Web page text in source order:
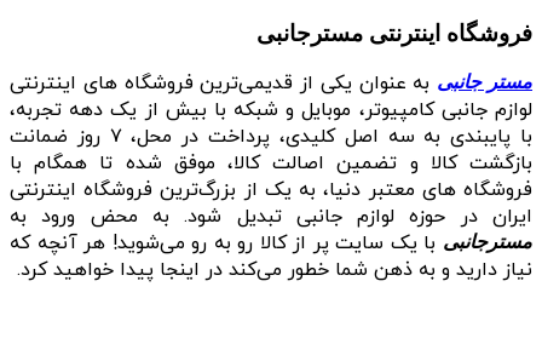
فروشگاه اینترنتی مسترجانبی
مستر جانبی به عنوان یکی از قدیمی‌ترین فروشگاه های اینترنتی
لوازم جانبی کامپیوتر، موبایل و شبکه با بیش از یک دهه تجربه،
با پایبندی به سه اصل کلیدی، پرداخت در محل، ۷ روز ضمانت
بازگشت کالا و تضمین اصالت کالا، موفق شده تا همگام با
فروشگاه‌ های معتبر دنیا، به یک از بزرگ‌ترین فروشگاه اینترنتی
ایران در حوزه لوازم جانبی تبدیل شود. به محض ورود به
مسترجانبی با یک سایت پر از کالا رو به رو می‌شوید! هر آنچه که
نیاز دارید و به ذهن شما خطور می‌کند در اینجا پیدا خواهید کرد.